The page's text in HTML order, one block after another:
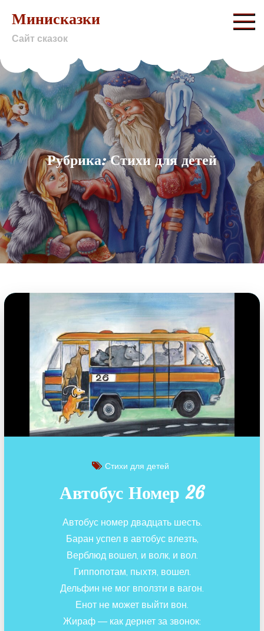
content
Минисказки
Сайт сказок
Рубрика: Стихи для детей
Стихи для детей
Автобус Номер 26
Автобус номер двадцать шесть.
Баран успел в автобус влезть,
Верблюд вошел, и волк, и вол.
Гиппопотам, пыхтя, вошел.
Дельфин не мог вползти в вагон.
Енот не может выйти вон.
Жираф — как дернет за звонок: